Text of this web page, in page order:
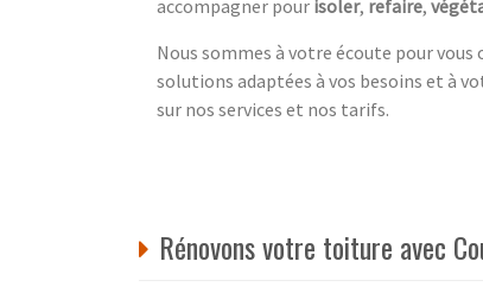
accompagner pour isoler, refaire,
Nous sommes à votre écoute pour
solutions adaptées à vos besoins et à
sur nos services et nos tarifs.
Rénovons votre toiture avec